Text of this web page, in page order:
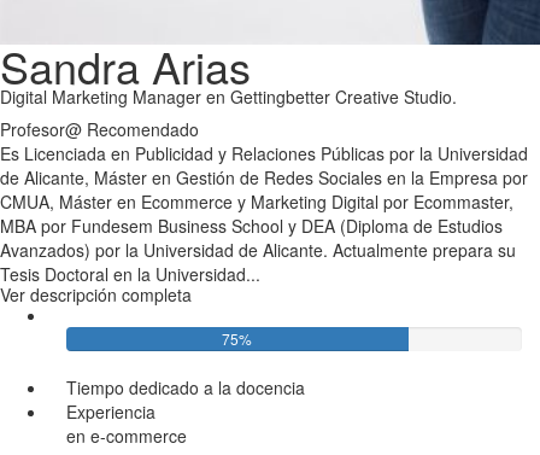
Sandra Arias
Digital Marketing Manager en Gettingbetter Creative Studio.
Profesor@ Recomendado
Es Licenciada en Publicidad y Relaciones Públicas por la Universidad
de Alicante, Máster en Gestión de Redes Sociales en la Empresa por
CMUA, Máster en Ecommerce y Marketing Digital por Ecommaster,
MBA por Fundesem Business School y DEA (Diploma de Estudios
Avanzados) por la Universidad de Alicante. Actualmente prepara su
Tesis Doctoral en la Universidad...
Ver descripción completa
75%
Tiempo dedicado a la docencia
Experiencia
en e-commerce